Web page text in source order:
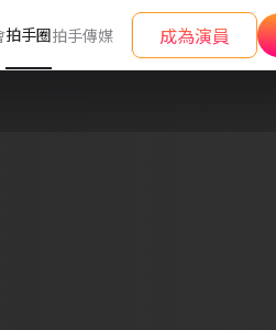
拍手圈拍手傳媒 成為演員